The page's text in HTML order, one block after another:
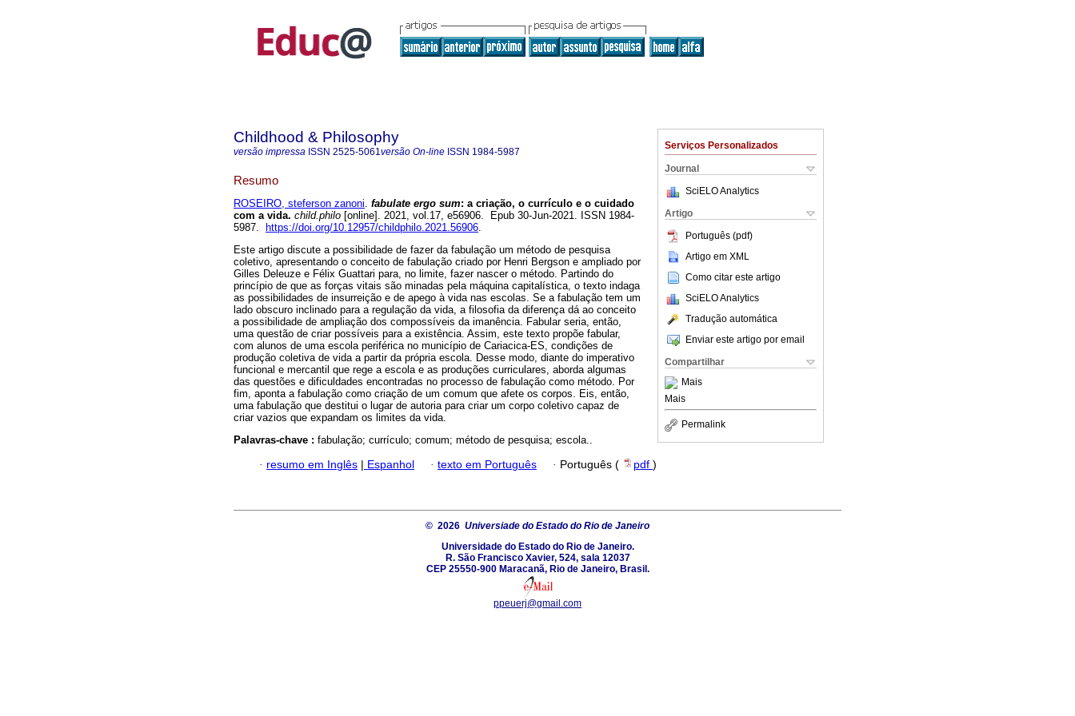
Serviços Personalizados
Journal
SciELO Analytics
Artigo
Português (pdf)
Artigo em XML
Como citar este artigo
SciELO Analytics
Tradução automática
Enviar este artigo por email
Compartilhar
Mais
Mais
Permalink
Childhood & Philosophy
versão impressa ISSN 2525-5061versão On-line ISSN 1984-5987
Resumo
ROSEIRO, steferson zanoni. fabulate ergo sum: a criação, o currículo e o cuidado
com a vida. child.philo [online]. 2021, vol.17, e56906. Epub 30-Jun-2021. ISSN 1984-
5987.
https://doi.org/10.12957/childphilo.2021.56906.
Este artigo discute a possibilidade de fazer da fabulação um método de pesquisa
coletivo, apresentando o conceito de fabulação criado por Henri Bergson e ampliado por
Gilles Deleuze e Félix Guattari para, no limite, fazer nascer o método. Partindo do
princípio de que as forças vitais são minadas pela máquina capitalística, o texto indaga
as possibilidades de insurreição e de apego à vida nas escolas. Se a fabulação tem um
lado obscuro inclinado para a regulação da vida, a filosofia da diferença dá ao conceito
a possibilidade de ampliação dos compossíveis da imanência. Fabular seria, então,
uma questão de criar possíveis para a existência. Assim, este texto propõe fabular,
com alunos de uma escola periférica no município de Cariacica-ES, condições de
produção coletiva de vida a partir da própria escola. Desse modo, diante do imperativo
funcional e mercantil que rege a escola e as produções curriculares, aborda algumas
das questões e dificuldades encontradas no processo de fabulação como método. Por
fim, aponta a fabulação como criação de um comum que afete os corpos. Eis, então,
uma fabulação que destitui o lugar de autoria para criar um corpo coletivo capaz de
criar vazios que expandam os limites da vida.
Palavras-chave : fabulação; currículo; comum; método de pesquisa; escola..
· resumo em Inglês | Espanhol · texto em Português · Português ( pdf )
© 2026 Universiade do Estado do Rio de Janeiro
Universidade do Estado do Rio de Janeiro.
R. São Francisco Xavier, 524, sala 12037
CEP 25550-900 Maracanã, Rio de Janeiro, Brasil.
ppeuerj@gmail.com